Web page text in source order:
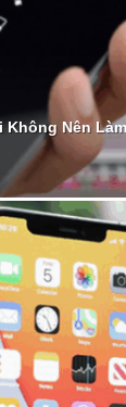
Không Nên